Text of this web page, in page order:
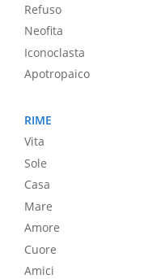
Refuso
Neofita
Iconoclasta
Apotropaico
RIME
Vita
Sole
Casa
Mare
Amore
Cuore
Amici